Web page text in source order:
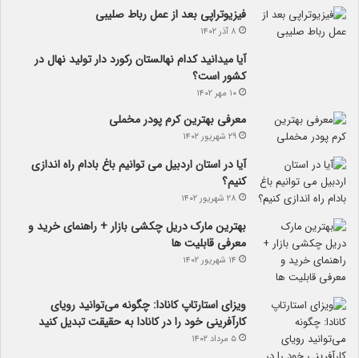
فیزیوتراپی بعد از عمل رباط صلیبی
۸ آذر ۱۴۰۲
آیا می­دانید کدام نهالستان رکورد دار تولید نهال­ در
کشور است؟
۱۰ مهر ۱۴۰۲
معرفی بهترین کرم پودر مخملی
۲۹ شهریور ۱۴۰۲
آیا در استان اردبیل می توانیم باغ بادام راه اندازی
کنیم؟
۲۸ شهریور ۱۴۰۲
بهترین مارک دریل چکشی بازار + راهنمای خرید و
معرفی قابلیت ها
۱۴ شهریور ۱۴۰۲
ویزای استارتاپ کانادا: چگونه می‌توانید رویای
کارآفرینی خود را در کانادا به حقیقت تبدیل کنید
۵ مرداد ۱۴۰۲